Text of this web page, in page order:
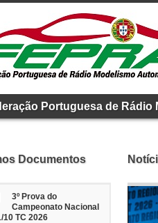
Portuguesa de Rádio
Documentos
3º Prova do
Campeonato Nacional
10 TC 2026